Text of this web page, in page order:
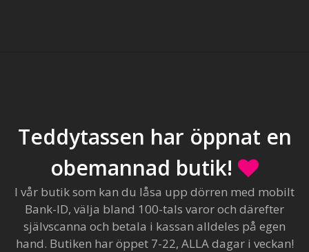
Teddytassen har öppnat en
obemannad butik!
I vår butik som kan du låsa upp dörren med mobilt
Bank-ID, välja bland 100-tals varor och därefter
självscanna och betala i kassan alldeles på egen
hand. Butiken har öppet 7-22, ALLA dagar i veckan!